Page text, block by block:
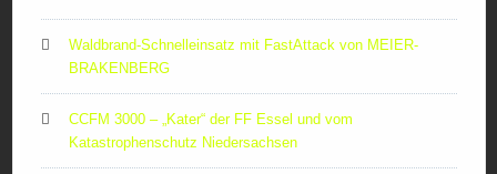
Waldbrand-Schnelleinsatz mit FastAttack von MEIER-
BRAKENBERG
CCFM 3000 – „Kater“ der FF Essel und vom
Katastrophenschutz Niedersachsen